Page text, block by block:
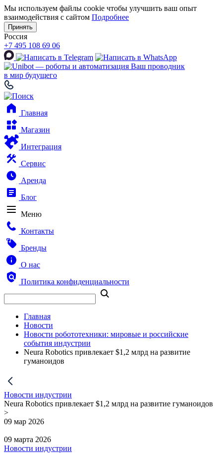
Мы используем файлы cookie чтобы улучшить ваш опыт
взаимодействия с сайтом Подробнее
Принять
Россия
+7 495 108 69 06
Ваш проводник
в мир будущего
Главная
Магазин
Интеграция
Сервис
Аренда
Блог
Меню
Контакты
Бренды
О нас
Политика конфиденциальности
Главная
Новости
Новости робототехники: мировые и российские
события индустрии
Neura Robotics привлекает $1,2 млрд на развитие
гуманоидов
Новости индустрии
Neura Robotics привлекает $1,2 млрд на развитие гуманоидов
>
09 мар 2026
09 марта 2026
Новости индустрии